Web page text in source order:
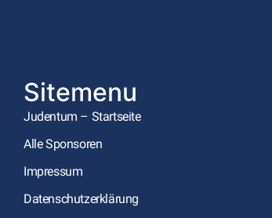
Sitemenu
Judentum – Startseite
Alle Sponsoren
Impressum
Datenschutzerklärung